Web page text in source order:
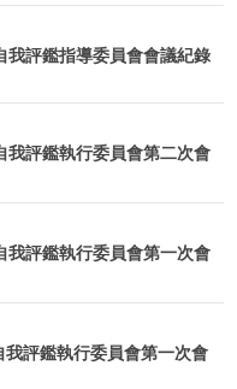
我評鑑指導委員會會議紀錄
我評鑑執行委員會第二次會
我評鑑執行委員會第一次會
我評鑑執行委員會第一次會